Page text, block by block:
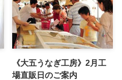
《大五うなぎ工房》2月工
場直販日のご案内